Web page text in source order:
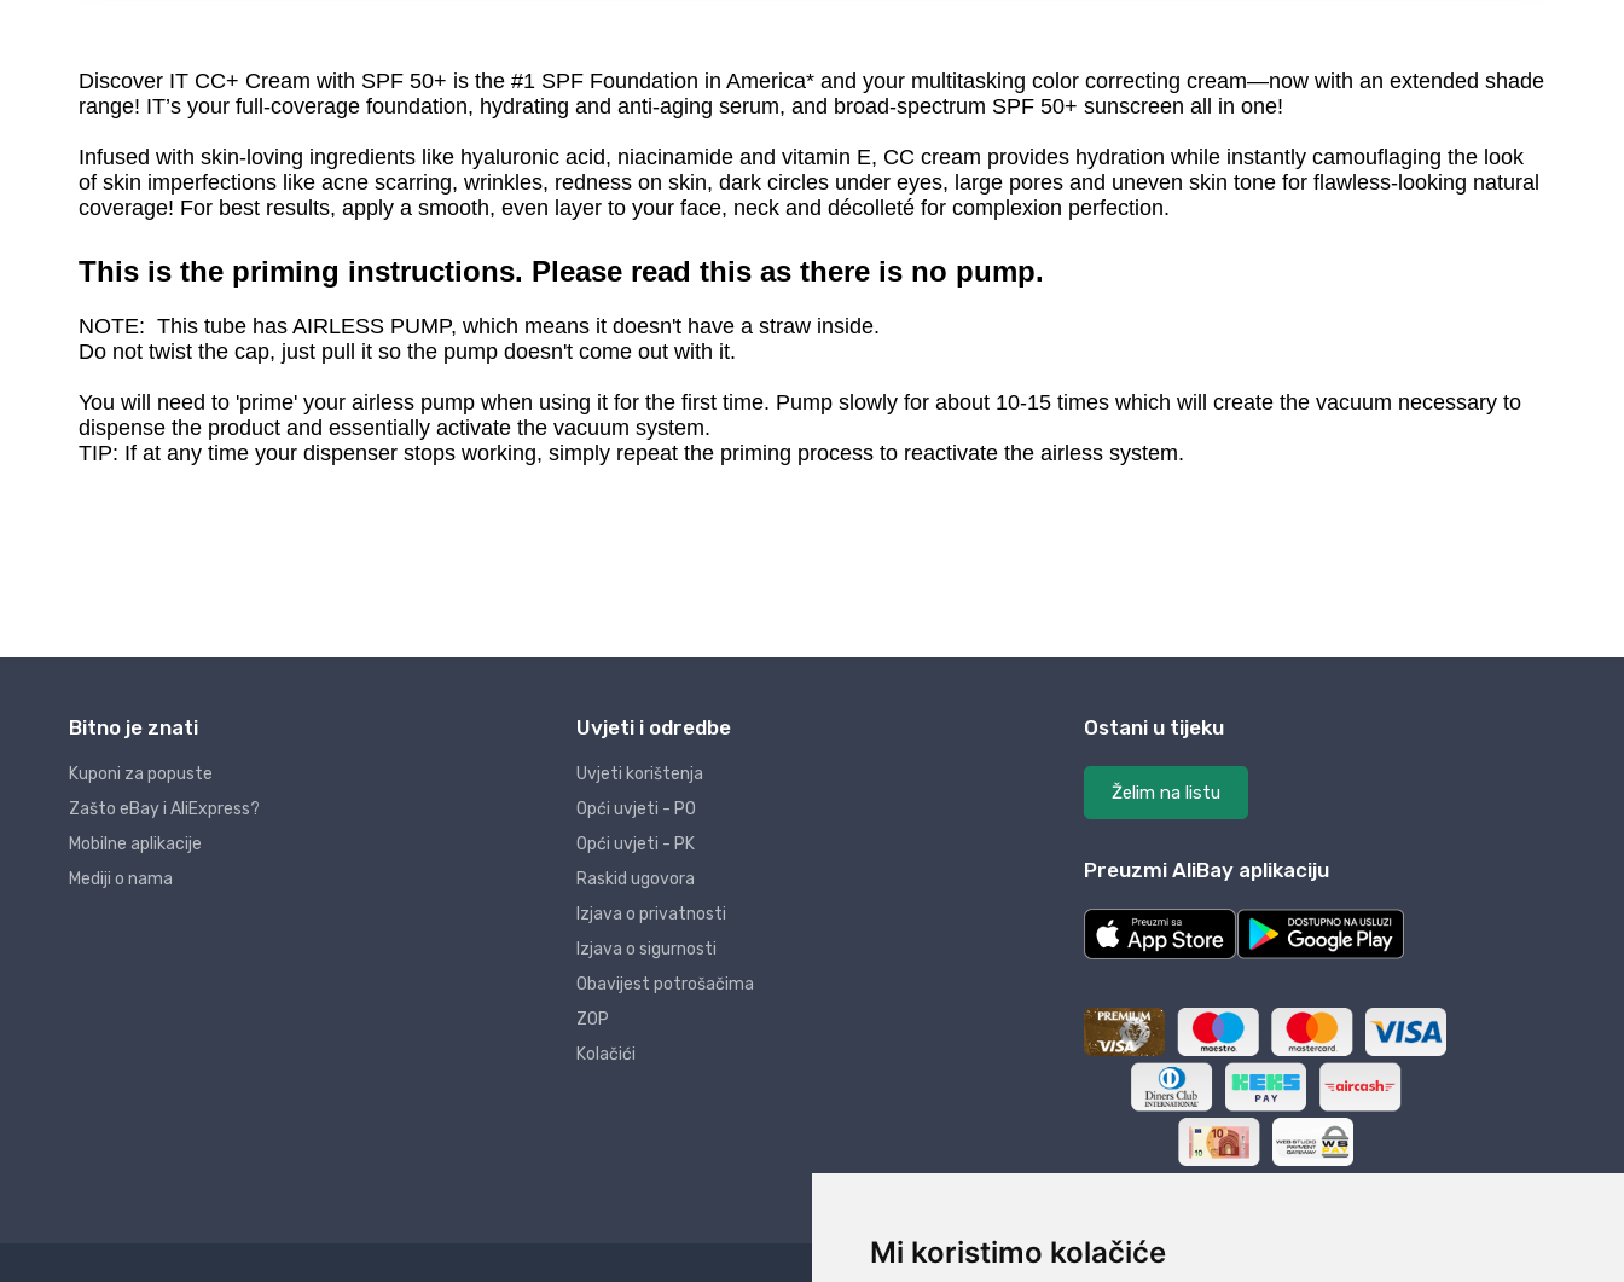
Mi koristimo kolačiće
Bitno je znati
Kuponi za popuste
Zašto eBay i AliExpress?
Mobilne aplikacije
Mediji o nama
Uvjeti i odredbe
Uvjeti korištenja
Opći uvjeti - PO
Opći uvjeti - PK
Raskid ugovora
Izjava o privatnosti
Izjava o sigurnosti
Obavijest potrošačima
ZOP
Kolačići
Ostani u tijeku
Želim na listu
Preuzmi AliBay aplikaciju